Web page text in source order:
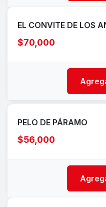
EL CONVITE DE LOS
$70,000
PELO DE PÁRAMO
$56,000